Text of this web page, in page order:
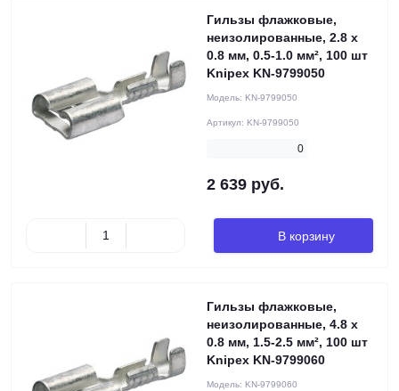
Гильзы флажковые,
неизолированные, 2.8 x
0.8 мм, 0.5-1.0 мм², 100 шт
Knipex KN-9799050
Модель: KN-9799050
Артикул: KN-9799050
0
2 639 руб.
В корзину
Гильзы флажковые,
неизолированные, 4.8 x
0.8 мм, 1.5-2.5 мм², 100 шт
Knipex KN-9799060
Модель: KN-9799060